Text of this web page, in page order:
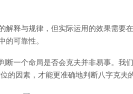
解释与规律，但实际运用的效果需要
的可靠性。
断一个命局是否会克夫并非易事。我
的因素，才能更准确地判断八字克夫